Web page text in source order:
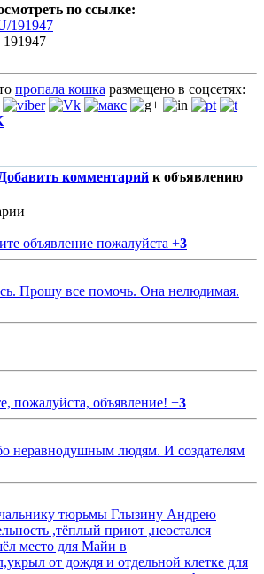
по ссылке:
191947
191947
пропала кошка размещено в соцсетях:
Добавить комментарий к объявлению
объявление пожалуйста +3
Прошу все помочь. Она нелюдимая.
пожалуйста, объявление! +3
неравнодушным людям. И создателям
тюрьмы Глызину Андрею
,тёплый приют ,неостался
место для Майи в
от дождя и отдельной клетке для